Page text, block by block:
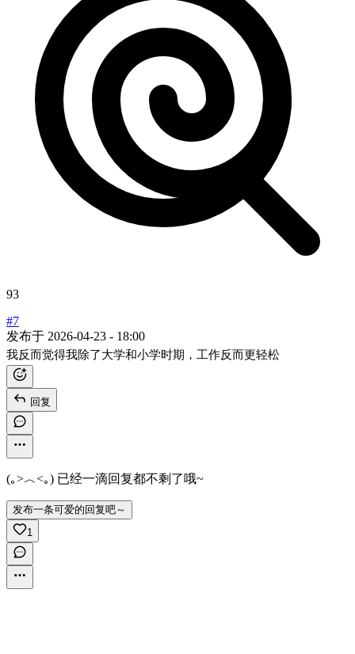
93
#7
发布于 2026-04-23 - 18:00
我反而觉得我除了大学和小学时期，工作反而更轻松
回复
(｡>︿<｡) 已经一滴回复都不剩了哦~
发布一条可爱的回复吧～
1